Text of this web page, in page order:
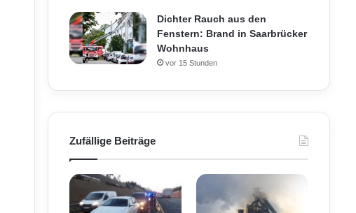
Dichter Rauch aus den
Fenstern: Brand in Saarbrücker
Wohnhaus
vor 15 Stunden
Zufällige Beiträge